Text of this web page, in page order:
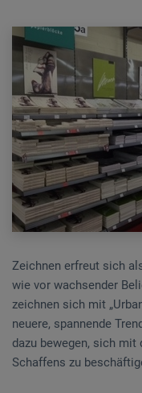
Zeichnen erfreut sich
wie vor wachsender
zeichnen sich mit
neuere, spannende
dazu bewegen, sich
Schaffens zu